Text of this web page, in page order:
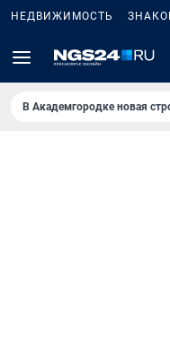
НЕДВИЖИМОСТЬ
В Академгородке новая